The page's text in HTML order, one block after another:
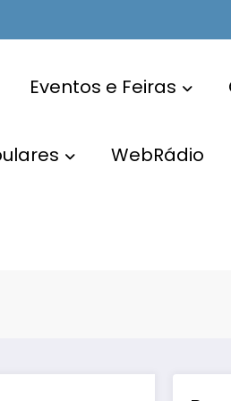
Eventos e Feiras
WebRádio